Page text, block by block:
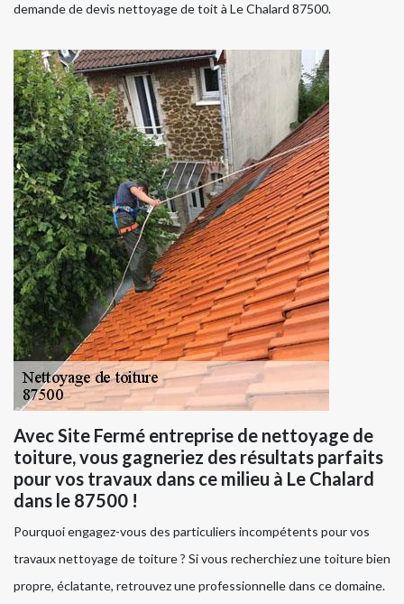
demande de devis nettoyage de toit à Le Chalard 87500.
Avec Site Fermé entreprise de nettoyage de
toiture, vous gagneriez des résultats parfaits
pour vos travaux dans ce milieu à Le Chalard
dans le 87500 !
Pourquoi engagez-vous des particuliers incompétents pour vos
travaux nettoyage de toiture ? Si vous recherchiez une toiture bien
propre, éclatante, retrouvez une professionnelle dans ce domaine.